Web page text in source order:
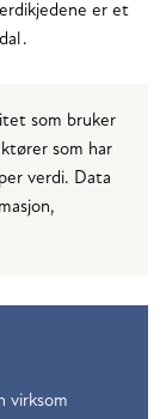
er et
.
som bruker
som har
verdi. Data
virksom